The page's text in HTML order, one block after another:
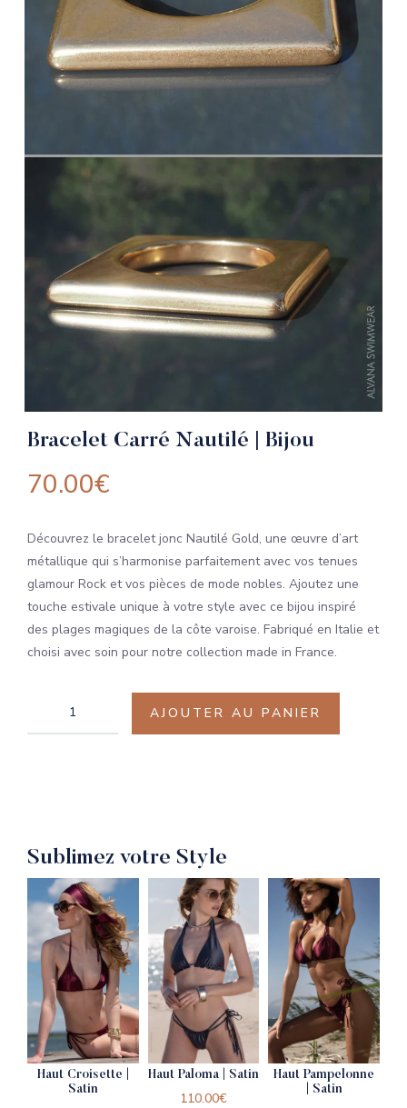
Bracelet Carré Nautilé | Bijou
70.00€
Découvrez le bracelet jonc Nautilé Gold, une œuvre d’art
métallique qui s’harmonise parfaitement avec vos tenues
glamour Rock et vos pièces de mode nobles. Ajoutez une
touche estivale unique à votre style avec ce bijou inspiré
des plages magiques de la côte varoise. Fabriqué en Italie et
choisi avec soin pour notre collection made in France.
AJOUTER AU PANIER
Sublimez votre Style
Haut Croisette |
Satin
Haut Paloma | Satin
110.00€
Haut Pampelonne
| Satin